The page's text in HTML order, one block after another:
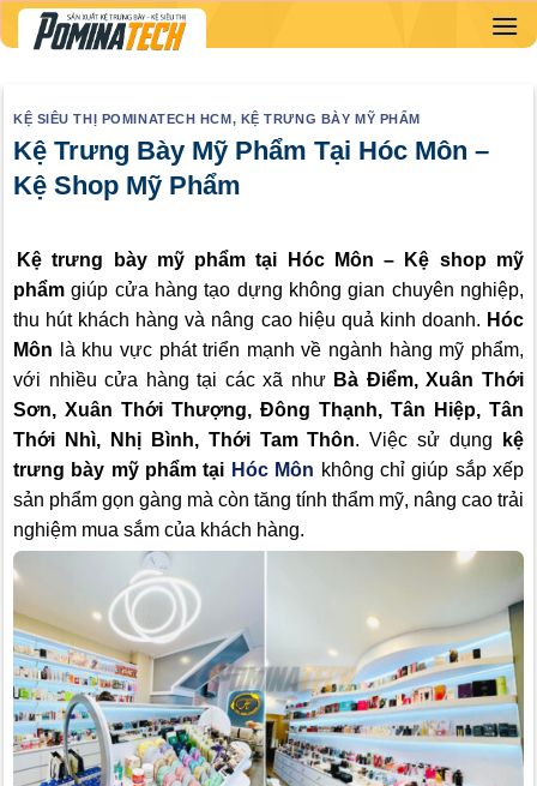
Skip
to
KỆ SIÊU THỊ POMINATECH HCM, KỆ TRƯNG BÀY MỸ PHẨM
Kệ Trưng Bày Mỹ Phẩm Tại Hóc Môn –
Kệ Shop Mỹ Phẩm
Kệ trưng bày mỹ phẩm tại Hóc Môn – Kệ shop mỹ
phẩm giúp cửa hàng tạo dựng không gian chuyên nghiệp,
thu hút khách hàng và nâng cao hiệu quả kinh doanh. Hóc
Môn là khu vực phát triển mạnh về ngành hàng mỹ phẩm,
với nhiều cửa hàng tại các xã như Bà Điểm, Xuân Thới
Sơn, Xuân Thới Thượng, Đông Thạnh, Tân Hiệp, Tân
Thới Nhì, Nhị Bình, Thới Tam Thôn. Việc sử dụng
kệ
trưng bày mỹ phẩm tại Hóc Môn không chỉ giúp sắp xếp
sản phẩm gọn gàng mà còn tăng tính thẩm mỹ, nâng cao trải
nghiệm mua sắm của khách hàng.